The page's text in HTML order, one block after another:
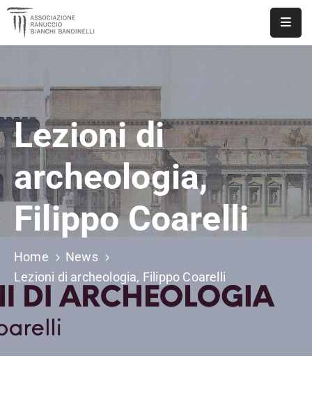
NOTIZIE
DOCUMENTI
EVENTI
PUBBLICAZIONI
CONTATTI
Lezioni di
archeologia,
Filippo Coarelli
Home
News
Lezioni di archeologia, Filippo Coarelli